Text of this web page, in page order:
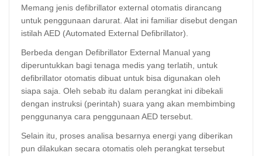
Memang jenis defibrillator external otomatis dirancang
untuk penggunaan darurat. Alat ini familiar disebut dengan
istilah AED (Automated External Defibrillator).
Berbeda dengan Defibrillator External Manual yang
diperuntukkan bagi tenaga medis yang terlatih, untuk
defibrillator otomatis dibuat untuk bisa digunakan oleh
siapa saja. Oleh sebab itu dalam perangkat ini dibekali
dengan instruksi (perintah) suara yang akan membimbing
penggunanya cara penggunaan AED tersebut.
Selain itu, proses analisa besarnya energi yang diberikan
pun dilakukan secara otomatis oleh perangkat tersebut